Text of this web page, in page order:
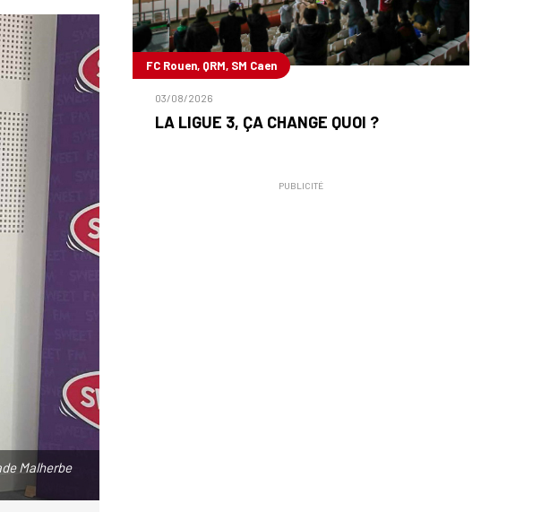
Malherbe
FC Rouen, QRM, SM Caen
03/08/2026
LA LIGUE 3, ÇA CHANGE QUOI ?
PUBLICITÉ